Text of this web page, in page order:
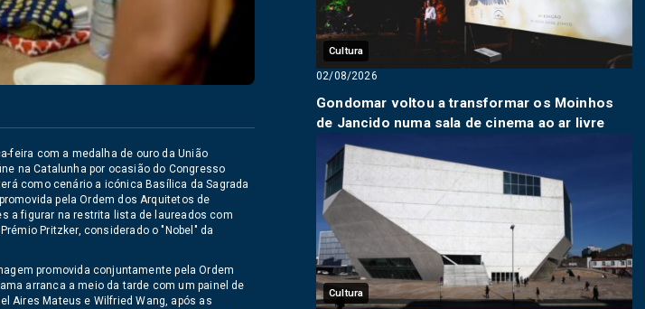
feira com a medalha de ouro da União
na Catalunha por ocasião do Congresso
como cenário a icónica Basílica da Sagrada
pela Ordem dos Arquitetos de
a figurar na restrita lista de laureados com
Pritzker, considerado o "Nobel" da
promovida conjuntamente pela Ordem
arranca a meio da tarde com um painel de
Aires Mateus e Wilfried Wang, após as
Cultura
02/08/2026
Gondomar voltou a transformar os Moinhos
de Jancido numa sala de cinema ao ar livre
Cultura